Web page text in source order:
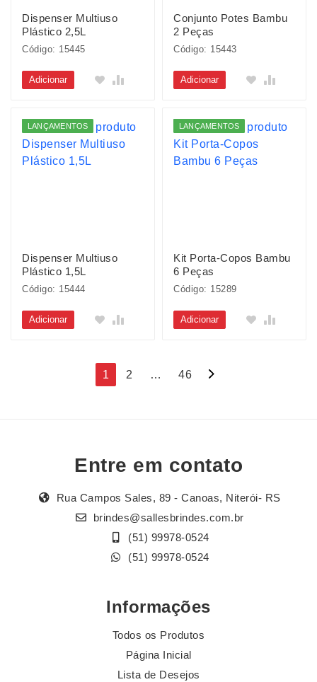
Dispenser Multiuso
Plástico 2,5L
Código: 15445
Adicionar
Conjunto Potes Bambu
2 Peças
Código: 15443
Adicionar
LANÇAMENTOS
Dispenser Multiuso
Plástico 1,5L
Código: 15444
Adicionar
LANÇAMENTOS
Kit Porta-Copos Bambu
6 Peças
Código: 15289
Adicionar
Navegação
1 2 … 46
Entre em contato
Rua Campos Sales, 89 - Canoas, Niterói- RS
brindes@sallesbrindes.com.br
(51) 99978-0524
(51) 99978-0524
Informações
Todos os Produtos
Página Inicial
Lista de Desejos